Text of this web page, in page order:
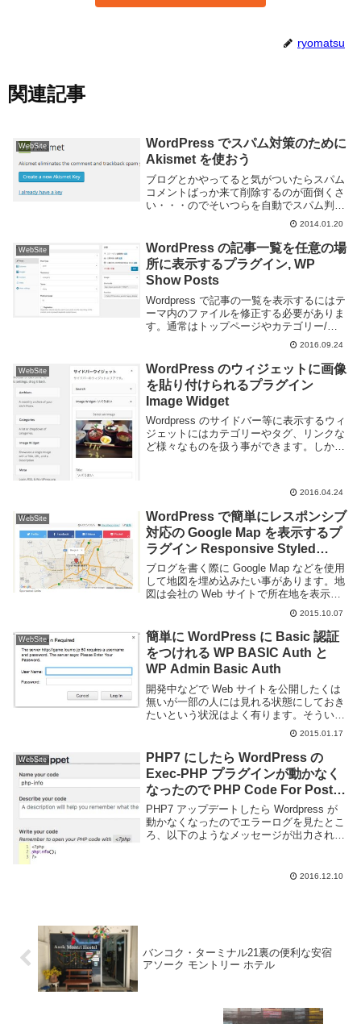
ryomatsu
関連記事
WebSite
WordPress でスパム対策のために
Akismet を使おう
ブログとかやってると気がついたらスパム
コメントばっか来て削除するのが面倒くさ
い・・・のでそいつらを自動でスパム判定
して見えないようにしてくれるのが
Akismet という Web サービス。もちろん
Wordpress のプラグインでもあり...
2014.01.20
WebSite
WordPress の記事一覧を任意の場
所に表示するプラグイン, WP
Show Posts
Wordpress で記事の一覧を表示するにはテ
ーマ内のファイルを修正する必要がありま
す。通常はトップページやカテゴリー/タ
グのページ等で記事の一覧を表示するよう
になっていますが、投稿やページ内で一覧
を出す事はできませんし、テーマファイル
を...
2016.09.24
WebSite
WordPress のウィジェットに画像
を貼り付けられるプラグイン
Image Widget
Wordpress のサイドバー等に表示するウィ
ジェットにはカテゴリーやタグ、リンクな
ど様々なものを扱う事ができます。しか
2016.04.24
WebSite
WordPress で簡単にレスポンシブ
対応の Google Map を表示するプ
ラグイン Responsive Styled
Google Maps Simplified
ブログを書く際に Google Map などを使用
して地図を埋め込みたい事があります。地
図は会社の Web サイトで所在地を表示し
たり旅行ブログで行った場所を表示した
り、開催するイベントの場所を知らせたり
と様々な用途に使えます。Wordpr...
2015.10.07
WebSite
簡単に WordPress に Basic 認証
をつけれる WP BASIC Auth と
WP Admin Basic Auth
開発中などで Web サイトを公開したくは
無いが一部の人には見れる状態にしておき
たいという状況はよく有ります。そういう
ときには Basic 認証がよく利用されると思
います。.htaccess ファイルと .htpasswd
をサーバに置く事...
2015.01.17
WebSite
PHP7 にしたら WordPress の
Exec-PHP プラグインが動かなく
なったので PHP Code For Posts
を入れた
PHP7 アップデートしたら Wordpress が
動かなくなったのでエラーログを見たとこ
ろ、以下のようなメッセージが出力されて
2016.12.10
バンコク・ターミナル21裏の便利な安宿
アソーク モントリー ホテル